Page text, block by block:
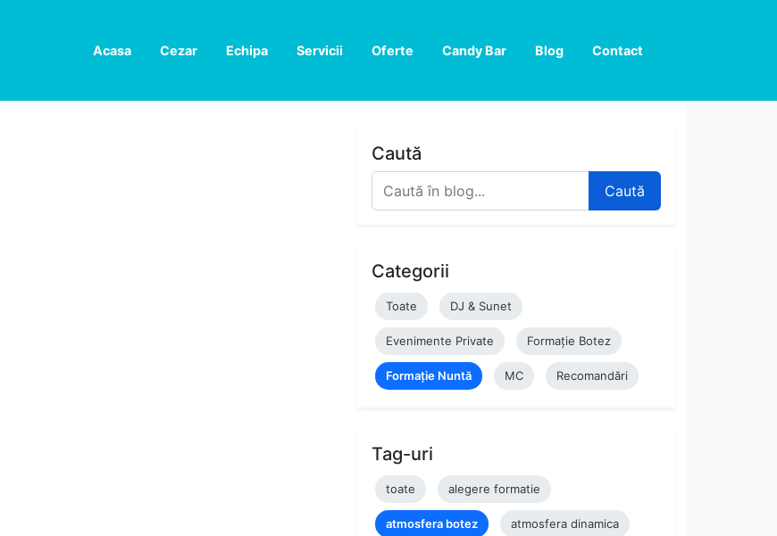
Acasa Cezar Echipa Servicii Oferte Candy Bar Blog Contact
Caută
Caută
Categorii
Toate DJ & Sunet
Evenimente Private Formație Botez
Formație Nuntă MC Recomandări
Tag-uri
toate alegere formatie
atmosfera botez atmosfera dinamica